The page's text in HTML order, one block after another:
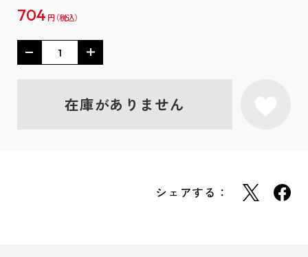
704 円
在庫がありません
シェアする：